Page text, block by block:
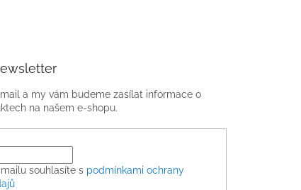
a my vám budeme zasílat informace o
na našem e-shopu.
souhlasíte s podmínkami ochrany